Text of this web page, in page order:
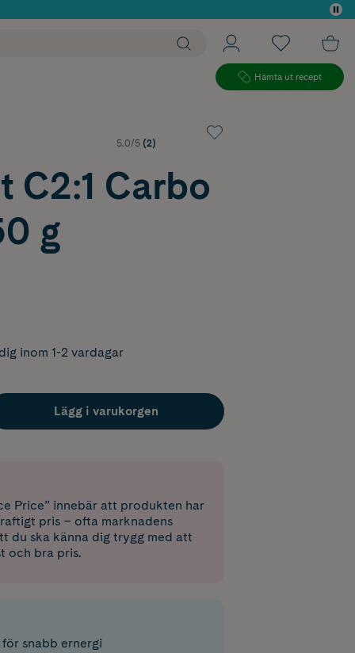
Hämta ut recept
5.0/5 (2)
C2:1 Carbo
g
inom 1-2 vardagar
Lägg i varukorgen
Price” innebär att produkten har
pris – ofta marknadens
du ska känna dig trygg med att
och bra pris.
snabb ernergi